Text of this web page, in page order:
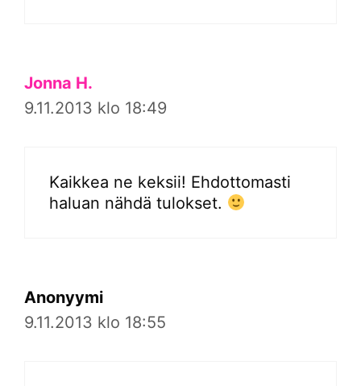
Jonna H.
9.11.2013 klo 18:49
Kaikkea ne keksii! Ehdottomasti
haluan nähdä tulokset.
Anonyymi
9.11.2013 klo 18:55